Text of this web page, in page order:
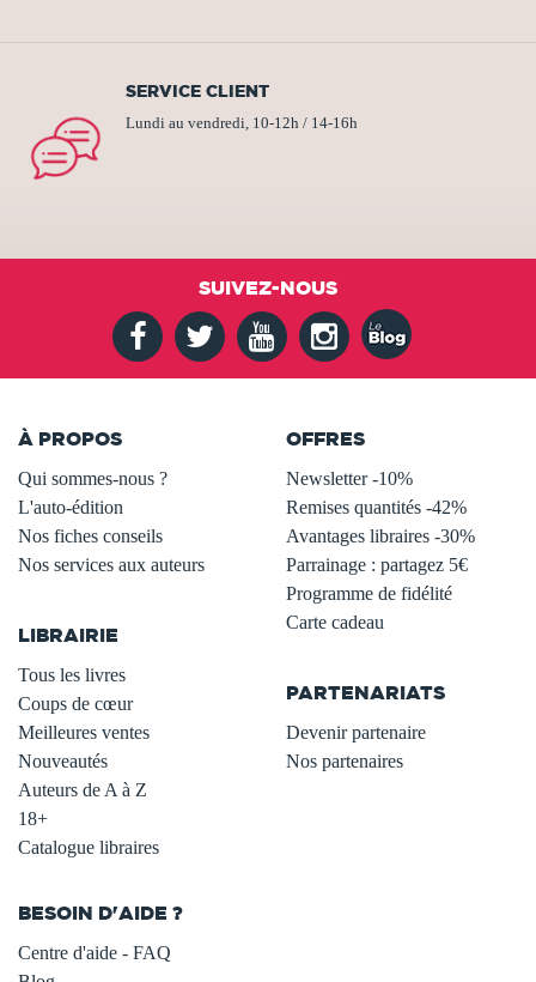
SERVICE CLIENT
Lundi au vendredi, 10-12h / 14-16h
SUIVEZ-NOUS
À PROPOS
Qui sommes-nous ?
L'auto-édition
Nos fiches conseils
Nos services aux auteurs
LIBRAIRIE
Tous les livres
Coups de cœur
Meilleures ventes
Nouveautés
Auteurs de A à Z
18+
Catalogue libraires
OFFRES
Newsletter -10%
Remises quantités -42%
Avantages libraires -30%
Parrainage : partagez 5€
Programme de fidélité
Carte cadeau
PARTENARIATS
Devenir partenaire
Nos partenaires
BESOIN D'AIDE ?
Centre d'aide - FAQ